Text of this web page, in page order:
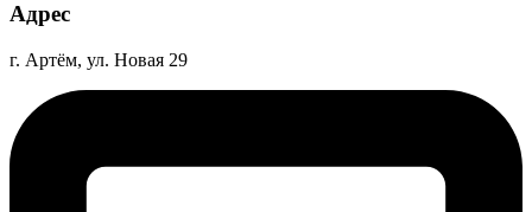
Адрес
г. Артём, ул. Новая 29